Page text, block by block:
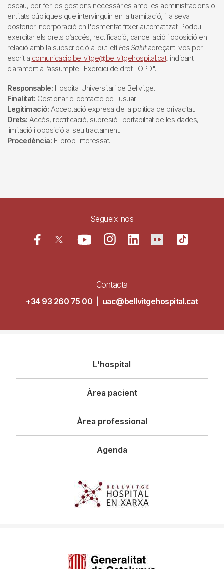
escau, per fer les gestions necessàries amb les administracions o
entitats públiques que intervinguin en la tramitació, i la seva
posterior incorporació en l'esmentat fitxer automatitzat. Podeu
exercitar els drets d’accés, rectificació, cancel·lació i oposició en
relació amb la subscripció al butlletí Fes Salutadreçant-vos per
escrit a comunicacio.bellvitge@bellvitgehospital.cat, indicant
clarament a l’assumpte "Exercici de dret LOPD".
Responsable: Hospital Universitari de Bellvitge.
Finalitat: Gestionar el contacte de l'usuari
Legitimació: Acceptació expresa de la política de privacitat.
Drets: Accés, rectificació, supresió i portabilitat de les dades,
limitació i oposició al seu tractament.
Procedència: El propi interessat.
Segueix-nos
Contacta
+34 93 260 75 00
uac@bellvitgehospital.cat
principal
L'hospital
Àrea pacient
Àrea professional
Agenda